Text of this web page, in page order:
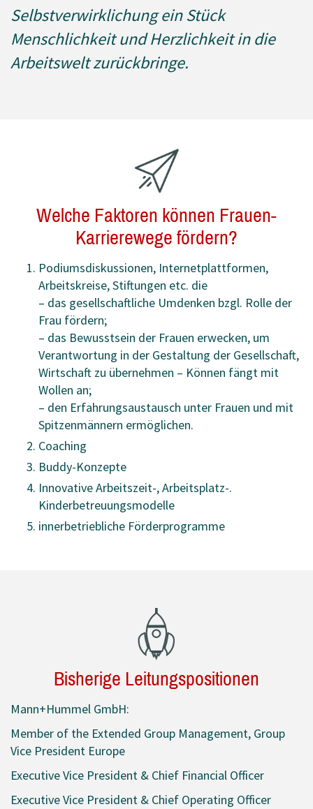
Selbstverwirklichung ein Stück
Menschlichkeit und Herzlichkeit in die
Arbeitswelt zurückbringe.
Welche Faktoren können Frauen-
Karrierewege fördern?
Podiumsdiskussionen, Internetplattformen,
Arbeitskreise, Stiftungen etc. die
– das gesellschaftliche Umdenken bzgl. Rolle der
Frau fördern;
– das Bewusstsein der Frauen erwecken, um
Verantwortung in der Gestaltung der Gesellschaft,
Wirtschaft zu übernehmen – Können fängt mit
Wollen an;
– den Erfahrungsaustausch unter Frauen und mit
Spitzenmännern ermöglichen.
Coaching
Buddy-Konzepte
Innovative Arbeitszeit-, Arbeitsplatz-.
Kinderbetreuungsmodelle
innerbetriebliche Förderprogramme
Bisherige Leitungspositionen
Mann+Hummel GmbH:
Member of the Extended Group Management, Group
Vice President Europe
Executive Vice President & Chief Financial Officer
Executive Vice President & Chief Operating Officer